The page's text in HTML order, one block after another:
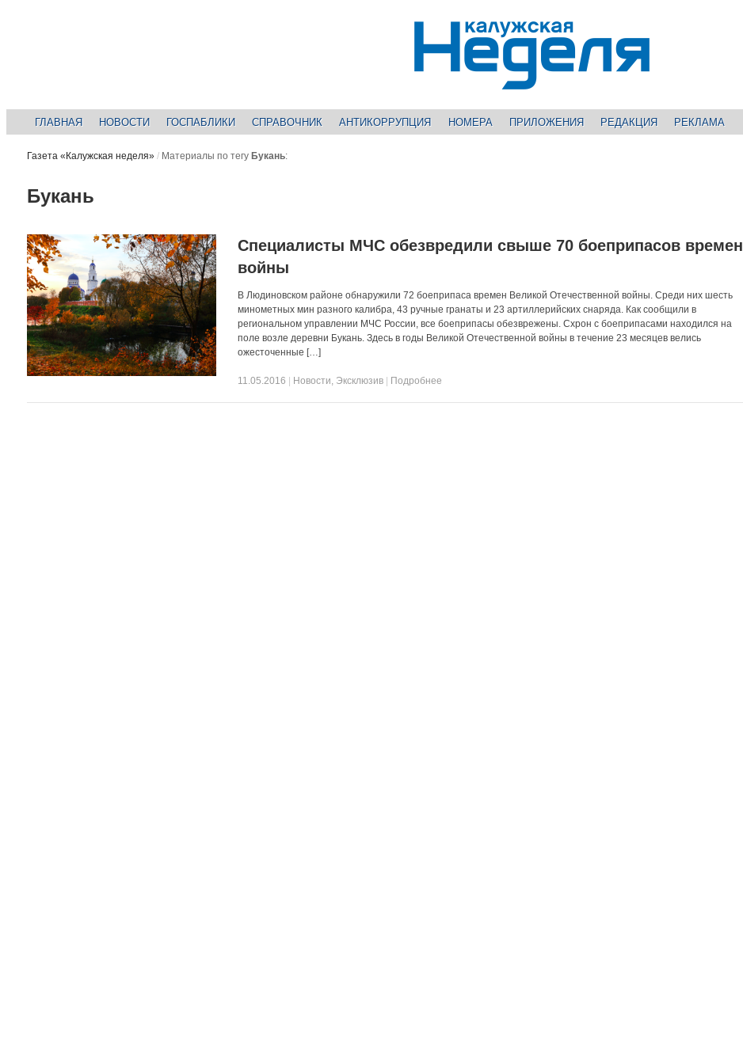
ГЛАВНАЯ НОВОСТИ ГОСПАБЛИКИ СПРАВОЧНИК АНТИКОРРУПЦИЯ НОМЕРА ПРИЛОЖЕНИЯ РЕДАКЦИЯ РЕКЛАМА
Газета «Калужская неделя» / Материалы по тегу Букань:
Букань
Специалисты МЧС обезвредили свыше 70 боеприпасов времен
войны
В Людиновском районе обнаружили 72 боеприпаса времен Великой Отечественной войны. Среди них шесть
минометных мин разного калибра, 43 ручные гранаты и 23 артиллерийских снаряда. Как сообщили в
региональном управлении МЧС России, все боеприпасы обезврежены. Схрон с боеприпасами находился на
поле возле деревни Букань. Здесь в годы Великой Отечественной войны в течение 23 месяцев велись
ожесточенные […]
11.05.2016 Новости, Эксклюзив Подробнее